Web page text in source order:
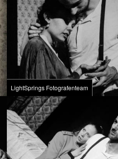
LightSprings Fotografenteam